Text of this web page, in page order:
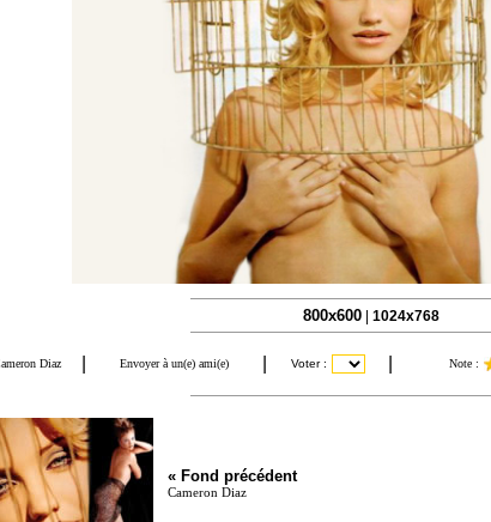
800x600 1024x768
« Fond précédent
Cameron Diaz